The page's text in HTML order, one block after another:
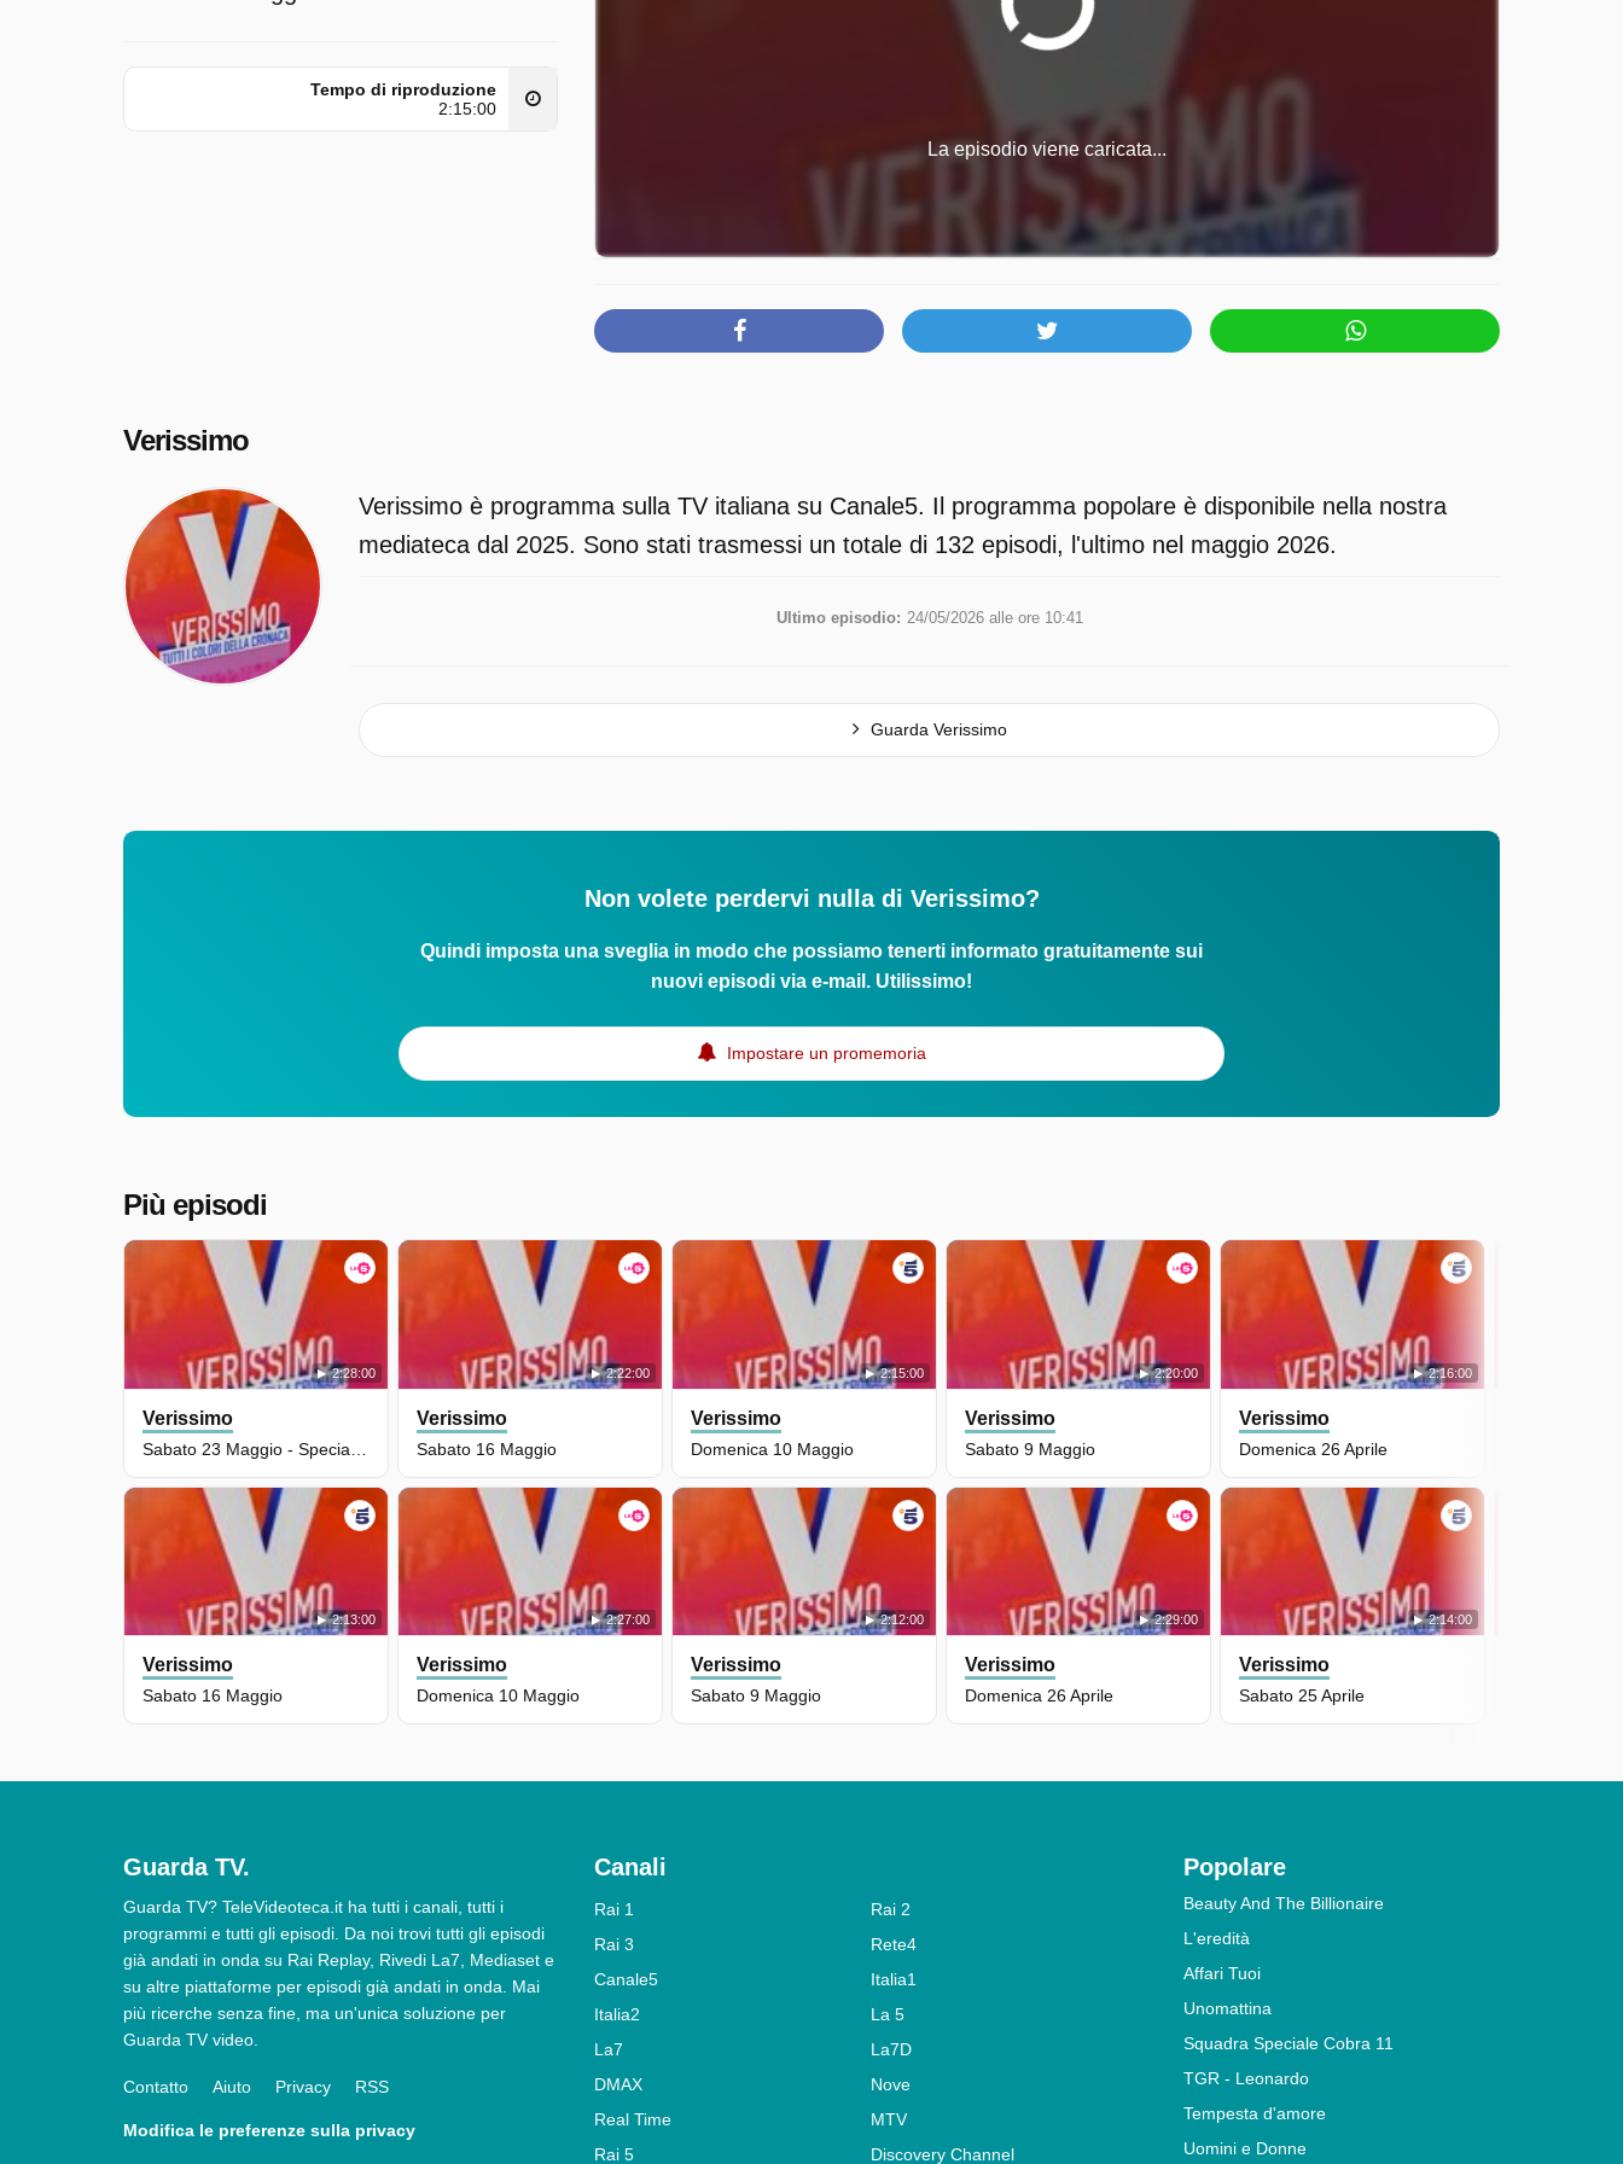
Tempo di riproduzione
2:15:00
La episodio viene caricata...
Verissimo
Verissimo è programma sulla TV italiana su Canale5. Il programma popolare è disponibile nella nostra
mediateca dal 2025. Sono stati trasmessi un totale di 132 episodi, l'ultimo nel maggio 2026.
Ultimo episodio: 24/05/2026 alle ore 10:41
Guarda Verissimo
Non volete perdervi nulla di Verissimo?
Quindi imposta una sveglia in modo che possiamo tenerti informato gratuitamente sui
nuovi episodi via e-mail. Utilissimo!
Impostare un promemoria
Più episodi
2:28:00
Verissimo
2:22:00
Verissimo
Sabato 16 Maggio
2:13:00
Verissimo
Sabato 16 Maggio
2:27:00
Verissimo
Domenica 10 Maggio
2:15:00
Verissimo
Domenica 10 Maggio
2:20:00
Verissimo
Sabato 9 Maggio
2:12:00
Verissimo
Sabato 9 Maggio
2:29:00
Verissimo
Domenica 26 Aprile
2:16:00
Verissimo
Domenica 26 Aprile
2:14:00
Verissimo
Sabato 25 Aprile
Guarda TV.
Guarda TV? TeleVideoteca.it ha tutti i canali, tutti i
programmi e tutti gli episodi. Da noi trovi tutti gli episodi
già andati in onda su Rai Replay, Rivedi La7, Mediaset e
su altre piattaforme per episodi già andati in onda. Mai
più ricerche senza fine, ma un'unica soluzione per
Guarda TV video.
Contatto Aiuto Privacy RSS
Modifica le preferenze sulla privacy
Canali
Rai 1
Rai 2
Rai 3
Rete4
Canale5
Italia1
Italia2
La 5
La7
La7D
DMAX
Nove
Real Time
MTV
Rai 5
Discovery Channel
Popolare
Beauty And The Billionaire
L'eredità
Affari Tuoi
Unomattina
Squadra Speciale Cobra 11
TGR - Leonardo
Tempesta d'amore
Uomini e Donne